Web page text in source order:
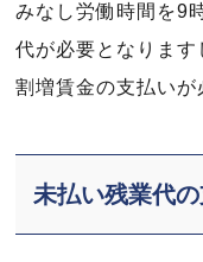
みなし労働時間を9
代が必要となりま
割増賃金の支払いが
未払い残業代